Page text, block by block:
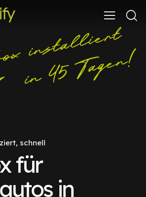
schnell
für
in